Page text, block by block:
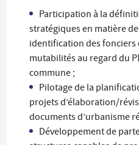
Participation à la
stratégiques en matière
identification des
mutabilités au regard du
commune ;
Pilotage de la
projets d’élaboration/
documents d’urbanisme
Développement de